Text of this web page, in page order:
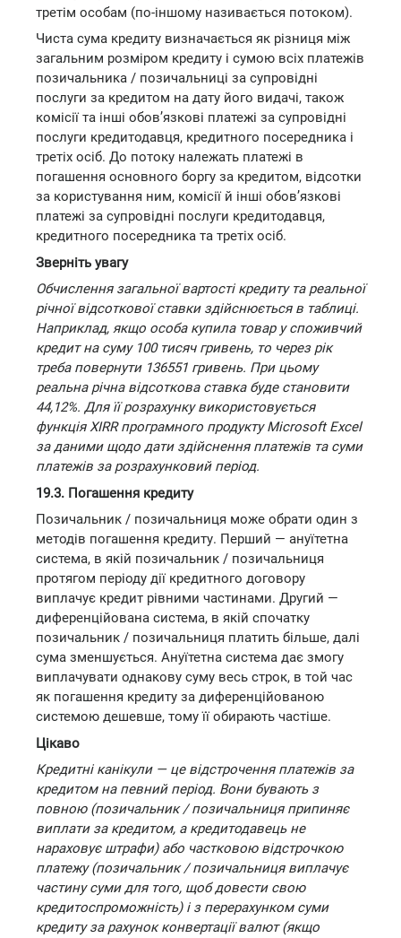
третім особам (по-іншому називається потоком).
Чиста сума кредиту визначається як різниця між
загальним розміром кредиту і сумою всіх платежів
позичальника / позичальниці за супровідні
послуги за кредитом на дату його видачі, також
комісії та інші обов’язкові платежі за супровідні
послуги кредитодавця, кредитного посередника і
третіх осіб. До потоку належать платежі в
погашення основного боргу за кредитом, відсотки
за користування ним, комісії й інші обов’язкові
платежі за супровідні послуги кредитодавця,
кредитного посередника та третіх осіб.
Зверніть увагу
Обчислення загальної вартості кредиту та реальної
річної відсоткової ставки здійснюється в таблиці.
Наприклад, якщо особа купила товар у споживчий
кредит на суму 100 тисяч гривень, то через рік
треба повернути 136551 гривень. При цьому
реальна річна відсоткова ставка буде становити
44,12%. Для її розрахунку використовується
функція XIRR програмного продукту Microsoft Excel
за даними щодо дати здійснення платежів та суми
платежів за розрахунковий період.
19.3. Погашення кредиту
Позичальник / позичальниця може обрати один з
методів погашення кредиту. Перший — ануїтетна
система, в якій позичальник / позичальниця
протягом періоду дії кредитного договору
виплачує кредит рівними частинами. Другий —
диференційована система, в якій спочатку
позичальник / позичальниця платить більше, далі
сума зменшується. Ануїтетна система дає змогу
виплачувати однакову суму весь строк, в той час
як погашення кредиту за диференційованою
системою дешевше, тому її обирають частіше.
Цікаво
Кредитні канікули — це відстрочення платежів за
кредитом на певний період. Вони бувають з
повною (позичальник / позичальниця припиняє
виплати за кредитом, а кредитодавець не
нараховує штрафи) або частковою відстрочкою
платежу (позичальник / позичальниця виплачує
частину суми для того, щоб довести свою
кредитоспроможність) і з перерахунком суми
кредиту за рахунок конвертації валют (якщо